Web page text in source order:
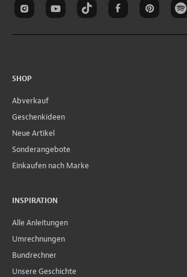
SHOP
Abverkauf
Geschenkideen
Neue Artikel
Sonderangebote
Einkaufen nach Marke
INSPIRATION
Alle Anleitungen
Umrechnungen
Bundrechner
Unsere Geschichte